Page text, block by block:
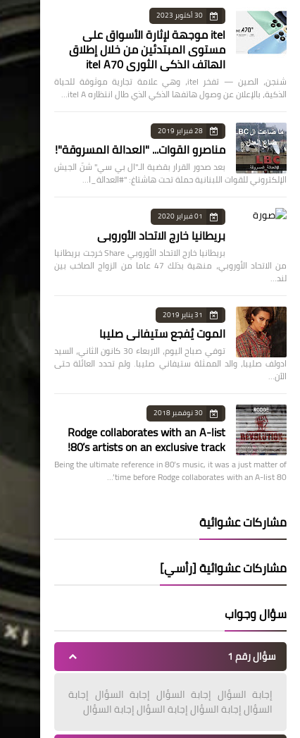
30 أكتوبر 2023
itel موجهة لإثارة الأسواق على
مستوى المبتدئين من خلال إطلاق
الهاتف الذكي الثوري itel A70
شنجن، الصين — تفخر itel، وهي علامة تجارية موثوقة للحياة
الذكية، بالإعلان عن وصول هاتفها الذكي الذي طال انتظاره itel A…
28 فبراير 2019
مناصرو القوات... "العدالة المسروقة"!
بعد صدور القرار بقضية الـ"ال بي سي" شنّ الجيش
الإلكتروني للقوات اللبنانية حملة تحت هاشتاغ: "#العدالة_ا…
01 فبراير 2020
بريطانيا خارج الاتحاد الأوروبي
بريطانيا خارج الاتحاد الأوروبي Share خرجت بريطانيا
من الاتحاد الأوروبي، منهية بذلك 47 عاما من الزواج الصاخب بين
لند…
31 يناير 2019
الموت يُفجع ستيفاني صليبا
توفي صباح اليوم، الاربعاء 30 كانون الثاني، السيد
ادولف صليبا، والد الممثلة ستيفاني صليبا. ولم تحدد العائلة حتى
الآن…
30 نوفمبر 2018
Rodge collaborates with an A-list
80’s artists on an exclusive track!
Being the ultimate reference in 80’s music, it was a just matter of
time before Rodge collaborates with an A-list 80’…
مشاركات عشوائية
مشاركات عشوائية [رأسي]
سؤال وجواب
سؤال رقم 1
إجابة السؤال إجابة السؤال إجابة السؤال إجابة
السؤال إجابة السؤال إجابة السؤال إجابة السؤال